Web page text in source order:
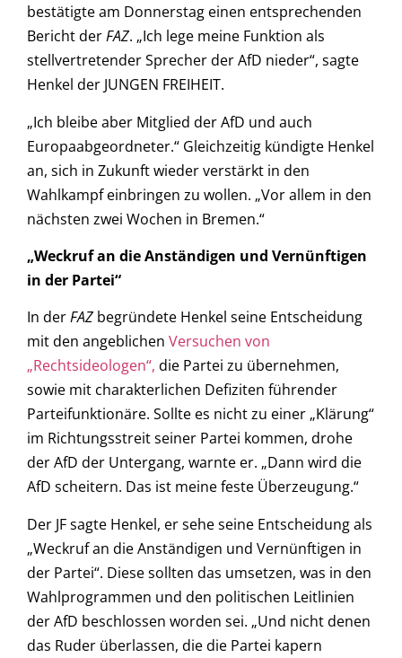
bestätigte am Donnerstag einen entsprechenden
Bericht derFAZ. „Ich lege meine Funktion als
stellvertretender Sprecher der AfD nieder“, sagte
Henkel der JUNGEN FREIHEIT.
„Ich bleibe aber Mitglied der AfD und auch
Europaabgeordneter.“ Gleichzeitig kündigte Henkel
an, sich in Zukunft wieder verstärkt in den
Wahlkampf einbringen zu wollen. „Vor allem in den
nächsten zwei Wochen in Bremen.“
„Weckruf an die Anständigen und Vernünftigen
in der Partei“
In derFAZ begründete Henkel seine Entscheidung
mit den angeblichen Versuchen von
„Rechtsideologen“, die Partei zu übernehmen,
sowie mit charakterlichen Defiziten führender
Parteifunktionäre. Sollte es nicht zu einer „Klärung“
im Richtungsstreit seiner Partei kommen, drohe
der AfD der Untergang, warnte er. „Dann wird die
AfD scheitern. Das ist meine feste Überzeugung.“
Der JF sagte Henkel, er sehe seine Entscheidung als
„Weckruf an die Anständigen und Vernünftigen in
der Partei“. Diese sollten das umsetzen, was in den
Wahlprogrammen und den politischen Leitlinien
der AfD beschlossen worden sei. „Und nicht denen
das Ruder überlassen, die die Partei kapern